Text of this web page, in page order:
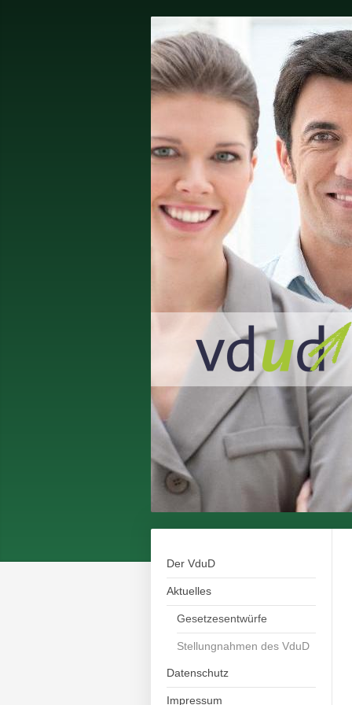
Der VduD
Aktuelles
Gesetzesentwürfe
Stellungnahmen des VduD
Datenschutz
Impressum